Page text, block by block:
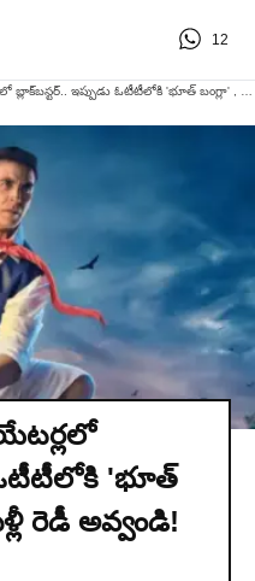
12
ఓటీటీలోకి 'భూత్
రెడీ అవ్వండి!